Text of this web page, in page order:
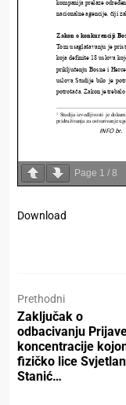
Page 1 / 8
Download
Prethodni
Zaključak o
odbacivanju
koncentracije
fizičko lice Svjetlan
Stanić…